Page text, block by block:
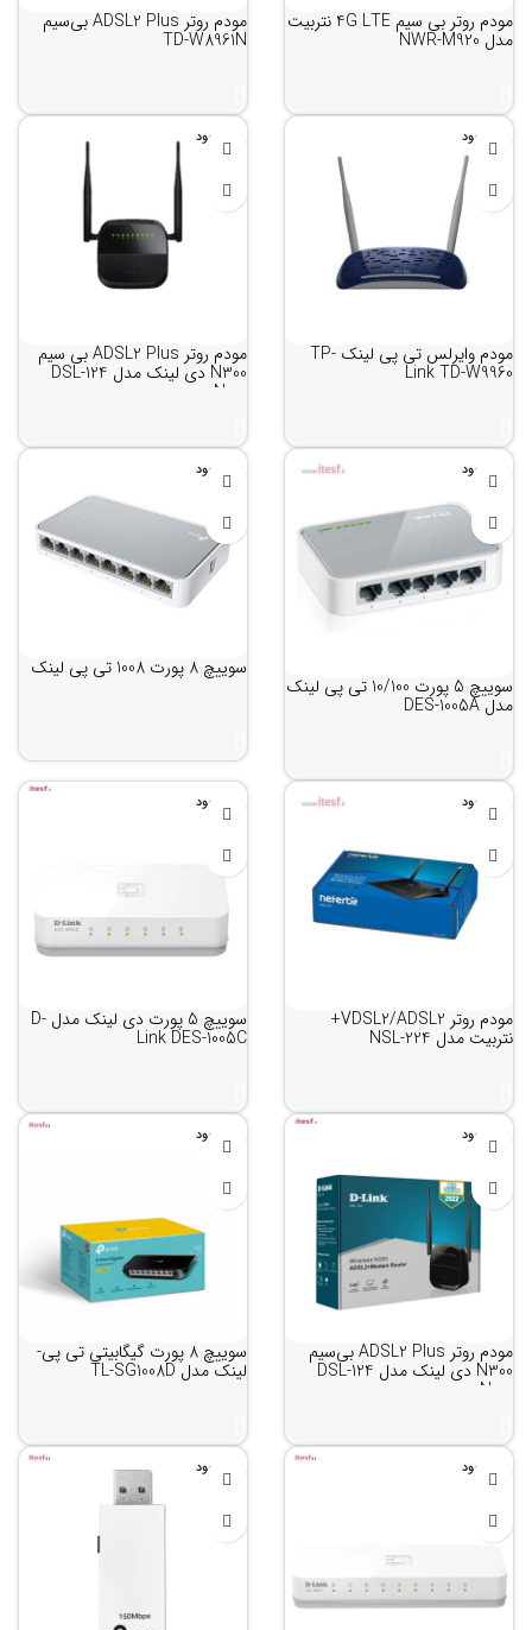
مودم روتر بی سیم 4G LTE نتربیت
مدل NWR-M920
مودم روتر ADSL2 Plus بی‌سیم
TD-W8961N
ناموجود
مودم وایرلس تی پی لینک TP-
Link TD-W9960
ناموجود
مودم روتر ADSL2 Plus بی سیم
N300 دی لینک مدل DSL-124
New
ناموجود
سوییچ 5 پورت 10/100 تی پی لینک
مدل DES-1005A
ناموجود
سوییچ 8 پورت 1008 تی پی لینک
ناموجود
مودم روتر VDSL2/ADSL2+
نتربیت مدل NSL-224
ناموجود
سوییچ 5 پورت دی لینک مدل D-
Link DES-1005C
ناموجود
مودم روتر ADSL2 Plus بی‌سیم
N300 دی لینک مدل DSL-124
New
ناموجود
سوییچ 8 پورت گیگابیتی تی پی-
لینک مدل TL-SG1008D
ناموجود ناموجود